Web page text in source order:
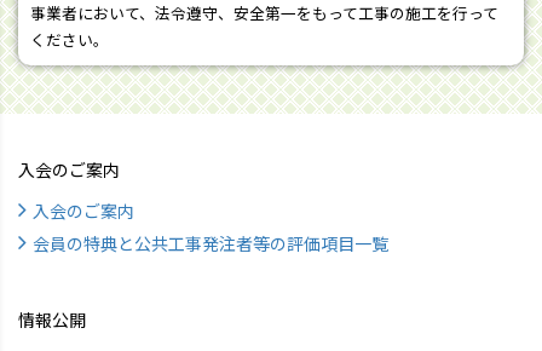
事業者において、法令遵守、安全第一をもって工事の施工を行って
ください。
入会のご案内
入会のご案内
会員の特典と公共工事発注者等の評価項目一覧
情報公開